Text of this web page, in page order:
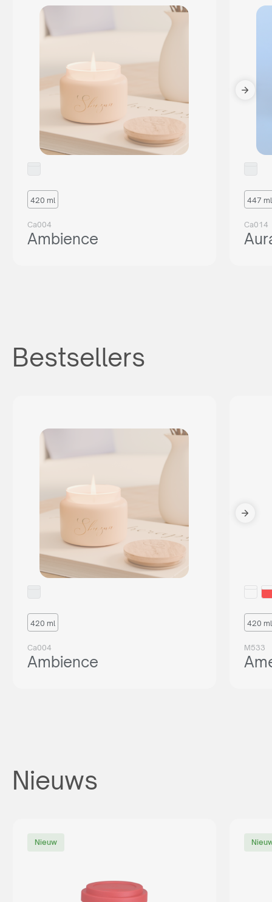
420 ml
Ca004
Ambience
447 ml
Ca014
Bestsellers
420 ml
Ca004
Ambience
420 ml
M533
Nieuws
Nieuw